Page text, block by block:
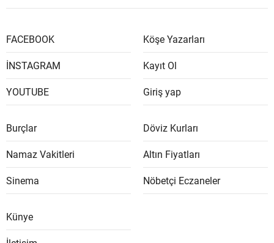
FACEBOOK
İNSTAGRAM
YOUTUBE
Köşe Yazarları
Kayıt Ol
Giriş yap
Burçlar
Namaz Vakitleri
Sinema
Döviz Kurları
Altın Fiyatları
Nöbetçi Eczaneler
Künye